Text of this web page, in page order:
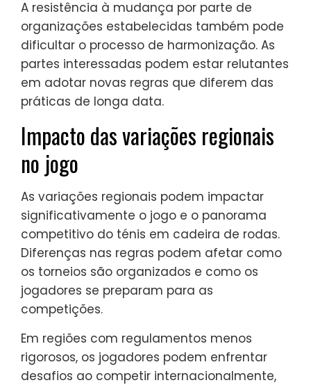
A resistência à mudança por parte de
organizações estabelecidas também pode
dificultar o processo de harmonização. As
partes interessadas podem estar relutantes
em adotar novas regras que diferem das
práticas de longa data.
Impacto das variações regionais
no jogo
As variações regionais podem impactar
significativamente o jogo e o panorama
competitivo do ténis em cadeira de rodas.
Diferenças nas regras podem afetar como
os torneios são organizados e como os
jogadores se preparam para as
competições.
Em regiões com regulamentos menos
rigorosos, os jogadores podem enfrentar
desafios ao competir internacionalmente,